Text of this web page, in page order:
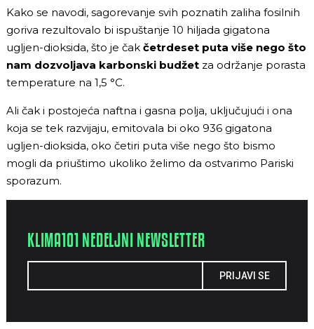
Kako se navodi, sagorevanje svih poznatih zaliha fosilnih
goriva rezultovalo bi ispuštanje 10 hiljada gigatona
ugljen-dioksida, što je čak četrdeset puta više nego što
nam dozvoljava karbonski budžet za održanje porasta
temperature na 1,5 °C.
Ali čak i postojeća naftna i gasna polja, uključujući i ona
koja se tek razvijaju, emitovala bi oko 936 gigatona
ugljen-dioksida, oko četiri puta više nego što bismo
mogli da priuštimo ukoliko želimo da ostvarimo Pariski
sporazum.
KLIMA101 NEDELJNI NEWSLETTER
PRIJAVI SE